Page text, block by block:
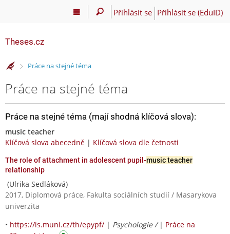
Přihlásit se Přihlásit se (EduID)
Theses.cz
>Práce na stejné téma
Práce na stejné téma
Práce na stejné téma (mají shodná klíčová slova):
music teacher
Klíčová slova abecedně | Klíčová slova dle četnosti
The role of attachment in adolescent pupil-music teacher
relationship
(Ulrika Sedláková)
2017, Diplomová práce, Fakulta sociálních studií / Masarykova
univerzita
• https://is.muni.cz/th/epypf/ | Psychologie / | Práce na